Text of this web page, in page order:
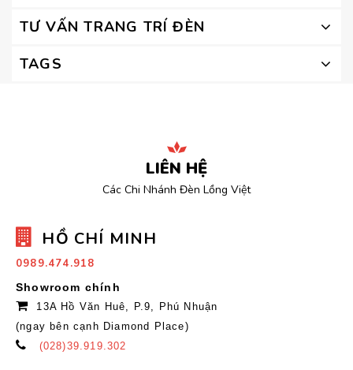
TƯ VẤN TRANG TRÍ ĐÈN
TAGS
LIÊN HỆ
Các Chi Nhánh Đèn Lồng Việt
HỒ CHÍ MINH
0989.474.918
Showroom chính
13A Hồ Văn Huê, P.9, Phú Nhuận
(ngay bên cạnh Diamond Place)
(028)39.919.302